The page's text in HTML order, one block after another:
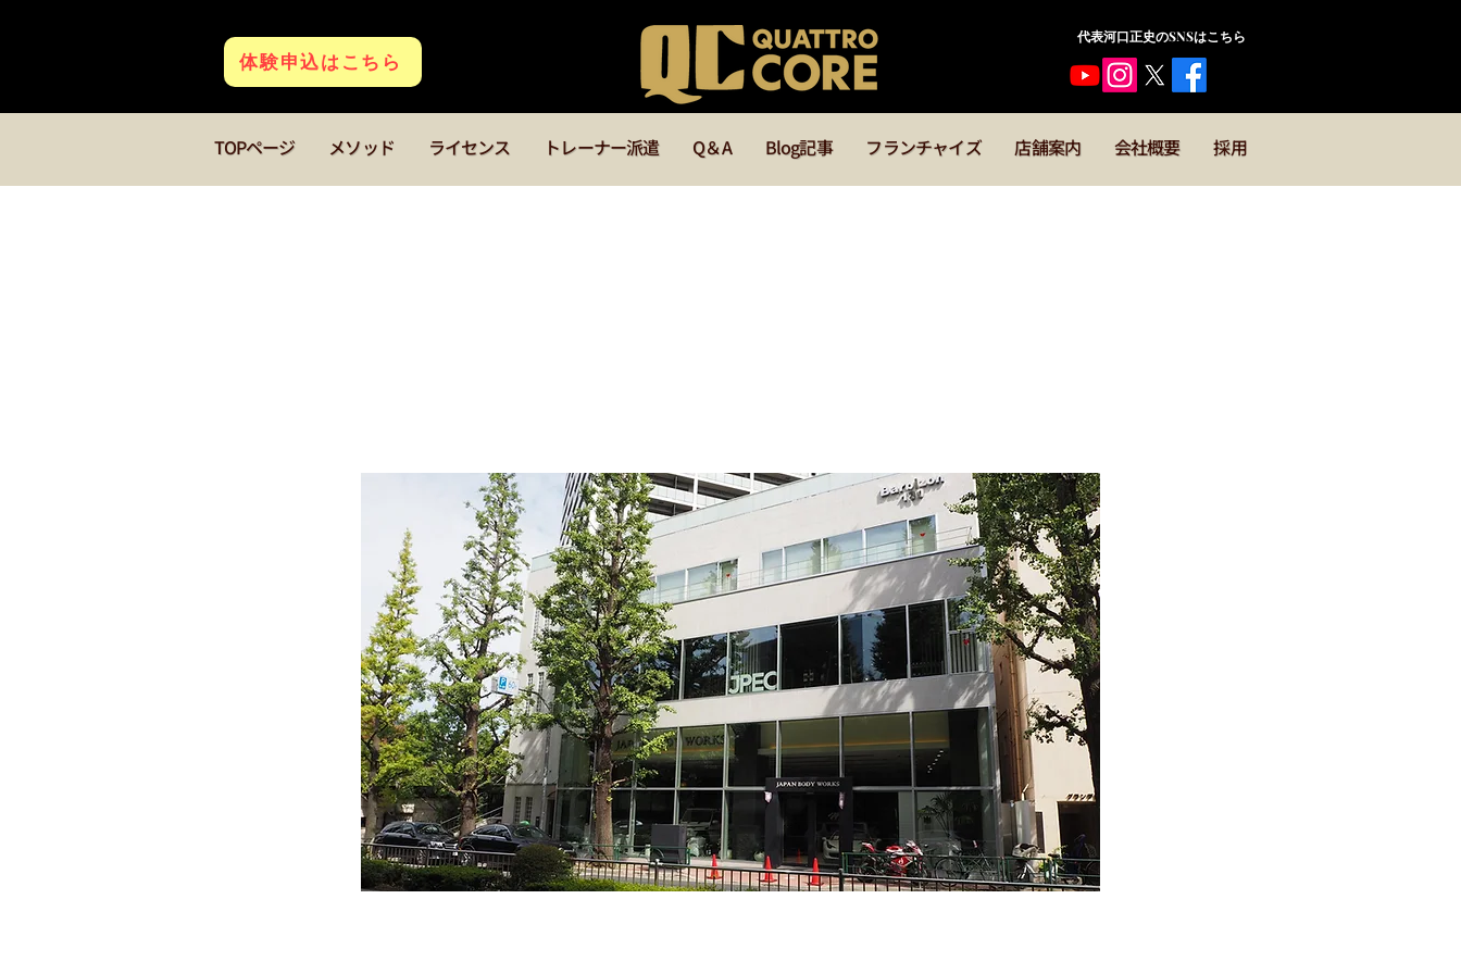
体験申込はこちら
​代表河口正史のSNSはこちら
TOPページ メソッド ライセンス トレーナー派遣 Q＆A Blog記事 フランチャイズ 店舗案内 会社概要 採用